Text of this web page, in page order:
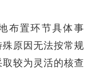
布置环节具体事
原因无法按常规
较为灵活的核查